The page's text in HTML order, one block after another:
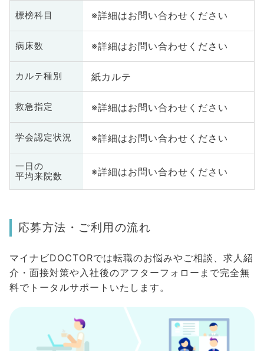
標榜科目 ※詳細はお問い合わせください
病床数 ※詳細はお問い合わせください
カルテ種別 紙カルテ
救急指定 ※詳細はお問い合わせください
学会認定状況 ※詳細はお問い合わせください
一日の
平均来院数
※詳細はお問い合わせください
応募方法・ご利用の流れ
マイナビDOCTORでは転職のお悩みやご相談、求人紹
介・面接対策や入社後のアフターフォローまで完全無
料でトータルサポートいたします。